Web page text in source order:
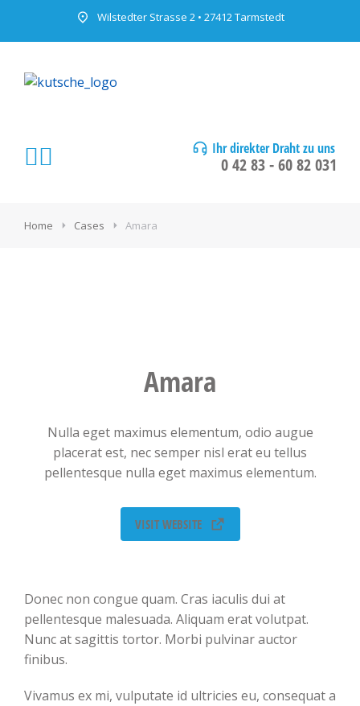
Wilstedter Strasse 2 • 27412 Tarmstedt
Ihr direkter Draht zu uns
0 42 83 - 60 82 031
Home Cases Amara
Amara
Nulla eget maximus elementum, odio augue
placerat est, nec semper nisl erat eu tellus
pellentesque nulla eget maximus elementum.
VISIT WEBSITE
Donec non congue quam. Cras iaculis dui at
pellentesque malesuada. Aliquam erat volutpat.
Nunc at sagittis tortor. Morbi pulvinar auctor
finibus.
Vivamus ex mi, vulputate id ultricies eu, consequat a